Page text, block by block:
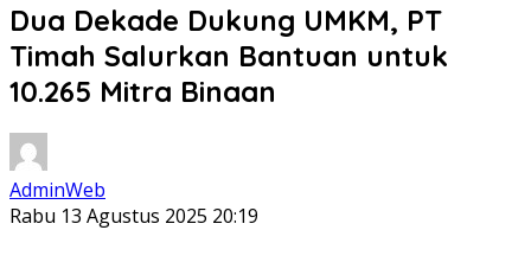
Dua Dekade Dukung UMKM, PT
Timah Salurkan Bantuan untuk
10.265 Mitra Binaan
AdminWeb
Rabu 13 Agustus 2025 20:19